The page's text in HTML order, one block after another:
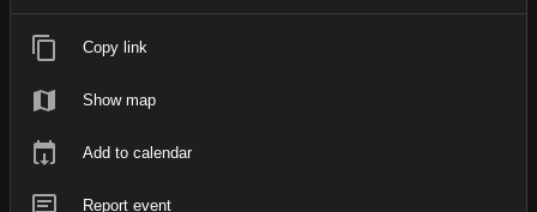
Copy link
Show map
Add to calendar
Report event